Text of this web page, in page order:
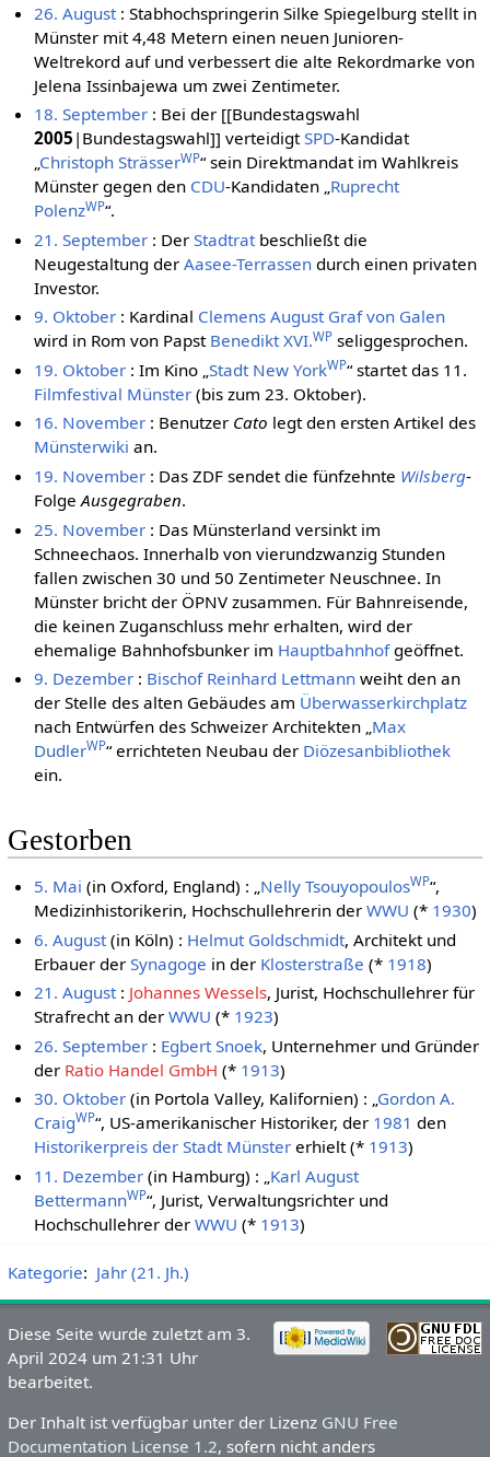
26. August : Stabhochspringerin Silke Spiegelburg stellt in
Münster mit 4,48 Metern einen neuen Junioren-
Weltrekord auf und verbessert die alte Rekordmarke von
Jelena Issinbajewa um zwei Zentimeter.
18. September : Bei der [[Bundestagswahl
2005 |Bundestagswahl]] verteidigtSPD-Kandidat
„Christoph SträsserWP“ sein Direktmandat im Wahlkreis
Münster gegen den CDU-Kandidaten „Ruprecht
PolenzWP“.
21. September : DerStadtrat beschließt die
Neugestaltung derAasee-Terrassen durch einen privaten
Investor.
9. Oktober : Kardinal Clemens August Graf von Galen
wird in Rom von Papst Benedikt XVI.WP seliggesprochen.
19. Oktober : Im Kino „Stadt New YorkWP“ startet das 11.
Filmfestival Münster (bis zum 23. Oktober).
16. November : Benutzer Cato legt den ersten Artikel des
Münsterwiki an.
19. November : Das ZDF sendet die fünfzehnte Wilsberg-
FolgeAusgegraben.
25. November : Das Münsterland versinkt im
Schneechaos. Innerhalb von vierundzwanzig Stunden
fallen zwischen 30 und 50 Zentimeter Neuschnee. In
Münster bricht der ÖPNV zusammen. Für Bahnreisende,
die keinen Zuganschluss mehr erhalten, wird der
ehemalige Bahnhofsbunker im Hauptbahnhofgeöffnet.
9. Dezember : Bischof Reinhard Lettmann weiht den an
der Stelle des alten Gebäudes am Überwasserkirchplatz
nach Entwürfen des Schweizer Architekten „Max
DudlerWP“ errichteten Neubau der Diözesanbibliothek
ein.
Gestorben
5. Mai (in Oxford, England) : „ Nelly TsouyopoulosWP“,
Medizinhistorikerin, Hochschullehrerin derWWU (* 1930)
6. August (in Köln) : Helmut Goldschmidt, Architekt und
Erbauer derSynagoge in der Klosterstraße (* 1918)
21. August: Johannes Wessels, Jurist, Hochschullehrer für
Strafrecht an derWWU (* 1923)
26. September : Egbert Snoek, Unternehmer und Gründer
der Ratio Handel GmbH (* 1913)
30. Oktober (in Portola Valley, Kalifornien) : „Gordon A.
CraigWP“, US-amerikanischer Historiker, der 1981 den
Historikerpreis der Stadt Münster erhielt (* 1913)
11. Dezember (in Hamburg) : „ Karl August
BettermannWP“, Jurist, Verwaltungsrichter und
Hochschullehrer derWWU (* 1913)
Kategorie: Jahr (21. Jh.)
Diese Seite wurde zuletzt am 3.
April 2024 um 21:31 Uhr
bearbeitet.
Der Inhalt ist verfügbar unter der Lizenz GNU Free
Documentation License 1.2, sofern nicht anders